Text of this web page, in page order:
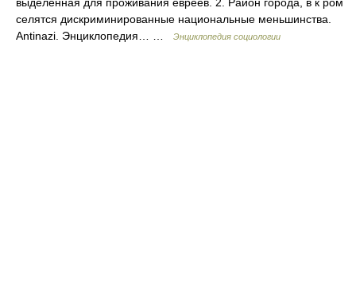
селятся дискриминированные национальные меньшинства.
Antinazi. Энциклопедия… …
Энциклопедия социологии